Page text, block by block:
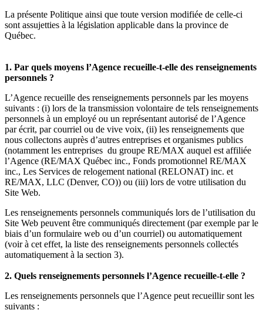
La présente Politique ainsi que toute version modifiée de celle-ci
sont assujetties à la législation applicable dans la province de
Québec.
1. Par quels moyens l’Agence recueille-t-elle des renseignements
personnels ?
L’Agence recueille des renseignements personnels par les moyens
suivants : (i) lors de la transmission volontaire de tels renseignements
personnels à un employé ou un représentant autorisé de l’Agence
par écrit, par courriel ou de vive voix, (ii) les renseignements que
nous collectons auprès d’autres entreprises et organismes publics
(notamment les entreprises du groupe RE/MAX auquel est affiliée
l’Agence (RE/MAX Québec inc., Fonds promotionnel RE/MAX
inc., Les Services de relogement national (RELONAT) inc. et
RE/MAX, LLC (Denver, CO)) ou (iii) lors de votre utilisation du
Site Web.
Les renseignements personnels communiqués lors de l’utilisation du
Site Web peuvent être communiqués directement (par exemple par le
biais d’un formulaire web ou d’un courriel) ou automatiquement
(voir à cet effet, la liste des renseignements personnels collectés
automatiquement à la section 3).
2. Quels renseignements personnels l’Agence recueille-t-elle ?
Les renseignements personnels que l’Agence peut recueillir sont les
suivants :